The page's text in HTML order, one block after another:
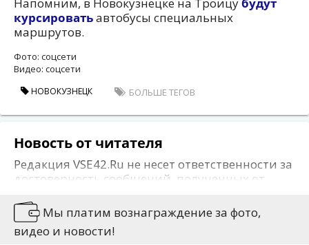
курсироватьавтобусы специальных
маршрутов.
Фото: соцсети
Видео: соцсети
НОВОКУЗНЕЦК БОЛЬШЕ ТЕГОВ
Новость от читателя
Редакция VSE42.Ru не несет ответственности за
достоверность сообщений, полученных от
может не совпадать с позицией авторов
сообщений. На сайте не публикуется
информация, носящая оскорбительный
Мы платим вознаграждение за фото,
видео и новости!